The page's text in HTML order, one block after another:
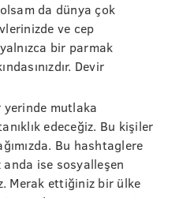
da dünya çok
ve cep
bir parmak
Devir
yerinde mutlaka
edeceğiz. Bu kişiler
Bu hashtaglere
anda ise sosyalleşen
Merak ettiğiniz bir ülke